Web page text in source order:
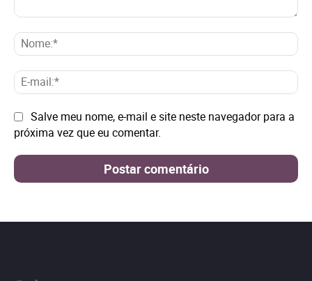
E-
Site: Salve meu nome, e-mail e site neste navegador para a
próxima vez que eu comentar.